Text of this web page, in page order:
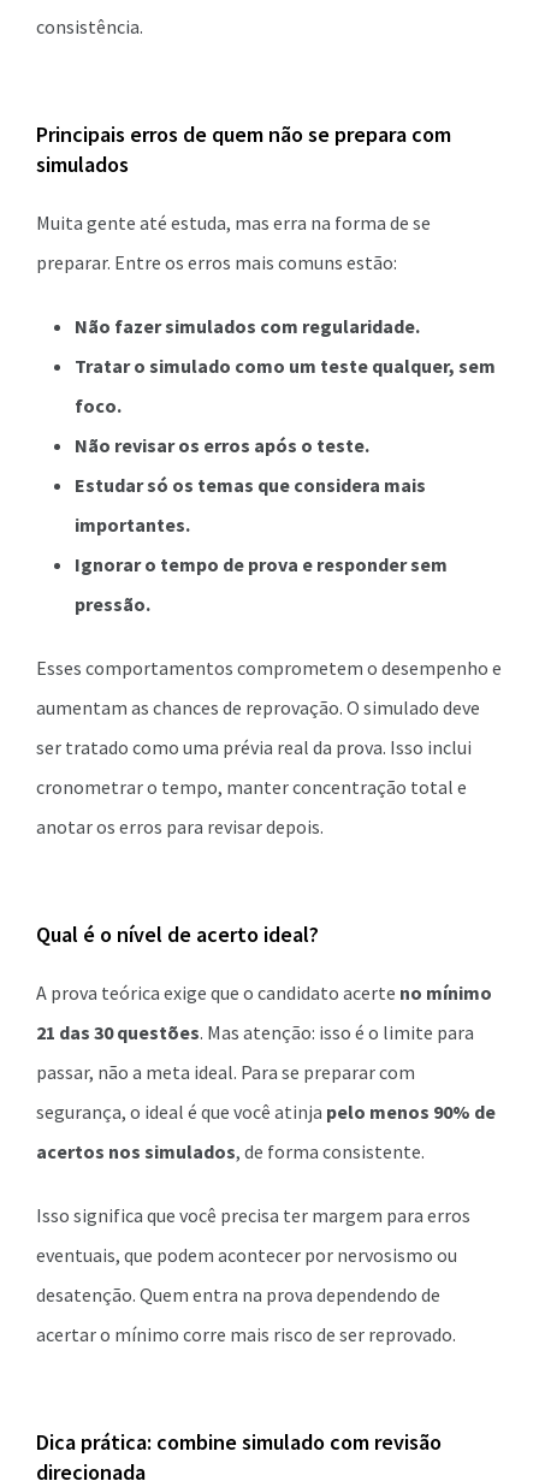
consistência.
Principais erros de quem não se prepara com
simulados
Muita gente até estuda, mas erra na forma de se
preparar. Entre os erros mais comuns estão:
Não fazer simulados com regularidade.
Tratar o simulado como um teste qualquer, sem
foco.
Não revisar os erros após o teste.
Estudar só os temas que considera mais
importantes.
Ignorar o tempo de prova e responder sem
pressão.
Esses comportamentos comprometem o desempenho e
aumentam as chances de reprovação. O simulado deve
ser tratado como uma prévia real da prova. Isso inclui
cronometrar o tempo, manter concentração total e
anotar os erros para revisar depois.
Qual é o nível de acerto ideal?
A prova teórica exige que o candidato acerte no mínimo
21 das 30 questões. Mas atenção: isso é o limite para
passar, não a meta ideal. Para se preparar com
segurança, o ideal é que você atinja pelo menos 90% de
acertos nos simulados, de forma consistente.
Isso significa que você precisa ter margem para erros
eventuais, que podem acontecer por nervosismo ou
desatenção. Quem entra na prova dependendo de
acertar o mínimo corre mais risco de ser reprovado.
Dica prática: combine simulado com revisão
direcionada